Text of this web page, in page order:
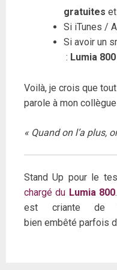
gratuites et
Si iTunes /
Si avoir un
: Lumia 800
Voilà, je crois que
parole à mon
« Quand on l’a plus,
Stand Up pour le
chargé du Lumia 800
est criante
bien embêté parfois